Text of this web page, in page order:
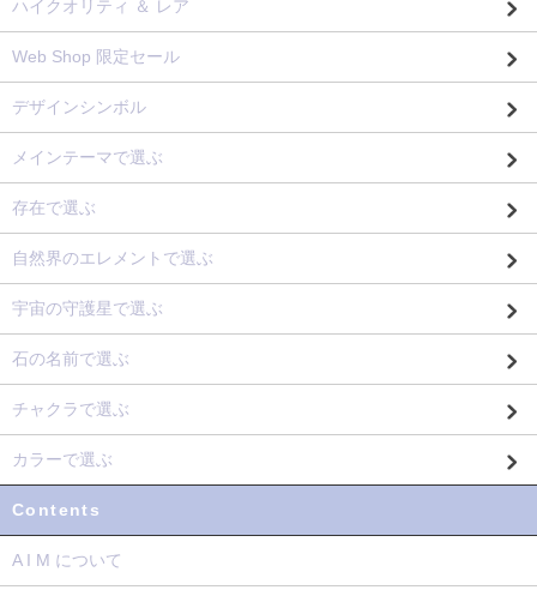
ハイクオリティ ＆ レア
Web Shop 限定セール
デザインシンボル
メインテーマで選ぶ
存在で選ぶ
自然界のエレメントで選ぶ
宇宙の守護星で選ぶ
石の名前で選ぶ
チャクラで選ぶ
カラーで選ぶ
Contents
A I M について